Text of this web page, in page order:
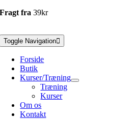
Fragt fra39kr
Toggle Navigation
Forside
Butik
Kurser/Træning
Træning
Kurser
Om os
Kontakt